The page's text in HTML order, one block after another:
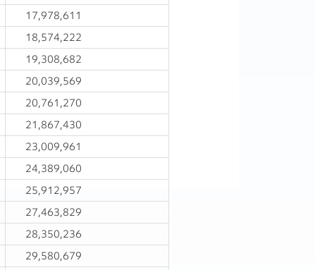
17,978,611
18,574,222
19,308,682
20,039,569
20,761,270
21,867,430
23,009,961
24,389,060
25,912,957
27,463,829
28,350,236
29,580,679